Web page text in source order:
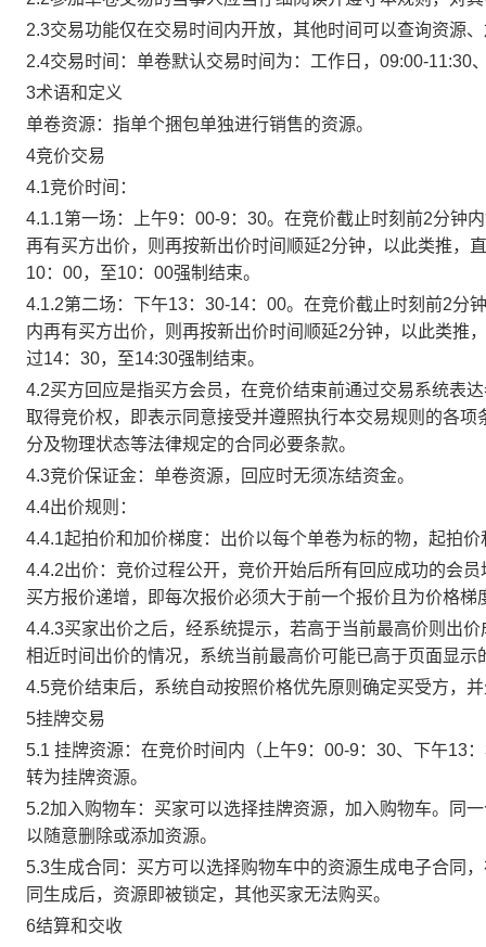
2.3交易功能仅在交易时间内开放，其他时间可以查询资源
2.4交易时间：单卷默认交易时间为：工作日，09:00-11:30
3术语和定义
单卷资源：指单个捆包单独进行销售的资源。
4竞价交易
4.1竞价时间：
4.1.1第一场：上午9：00-9：30。在竞价截止时刻前2分钟
再有买方出价，则再按新出价时间顺延2分钟，以此类推，
10：00，至10：00强制结束。
4.1.2第二场：下午13：30-14：00。在竞价截止时刻前2分
内再有买方出价，则再按新出价时间顺延2分钟，以此类推
过14：30，至14:30强制结束。
4.2买方回应是指买方会员，在竞价结束前通过交易系统表
取得竞价权，即表示同意接受并遵照执行本交易规则的各
分及物理状态等法律规定的合同必要条款。
4.3竞价保证金：单卷资源，回应时无须冻结资金。
4.4出价规则：
4.4.1起拍价和加价梯度：出价以每个单卷为标的物，起拍
4.4.2出价：竞价过程公开，竞价开始后所有回应成功的会
买方报价递增，即每次报价必须大于前一个报价且为价格
4.4.3买家出价之后，经系统提示，若高于当前最高价则出
相近时间出价的情况，系统当前最高价可能已高于页面显示
4.5竞价结束后，系统自动按照价格优先原则确定买受方，
5挂牌交易
5.1 挂牌资源：在竞价时间内（上午9：00-9：30、下午13
转为挂牌资源。
5.2加入购物车：买家可以选择挂牌资源，加入购物车。同
以随意删除或添加资源。
5.3生成合同：买方可以选择购物车中的资源生成电子合同
同生成后，资源即被锁定，其他买家无法购买。
6结算和交收